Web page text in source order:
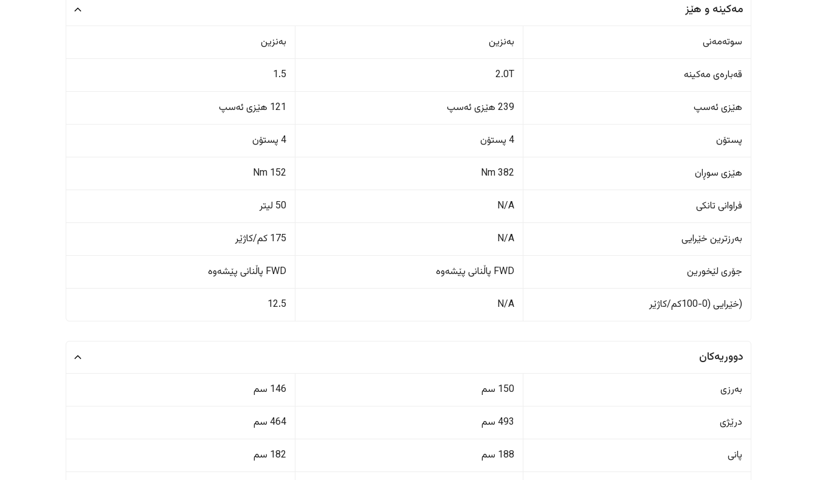
مەکینە و هێز
سوتەمەنی بەنزین بەنزین
قەبارەی مەکینە 2.0T
1.5
هێزی ئەسپ 239 هێزی ئەسپ 121 هێزی ئەسپ
پستۆن 4 پستۆن 4 پستۆن
هێزی سوڕان 382 Nm
152 Nm
فراوانی تانکی N/A 50 لیتر
بەرزترین خێرایی N/A 175 کم/کاژێر
جۆری لێخورین FWD پاڵنانی پێشەوە FWD پاڵنانی پێشەوە
(خێرایی (0-100کم/کاژێر N/A
12.5
دووریەکان
بەرزی 150 سم 146 سم
درێژی 493 سم 464 سم
پانی 188 سم 182 سم